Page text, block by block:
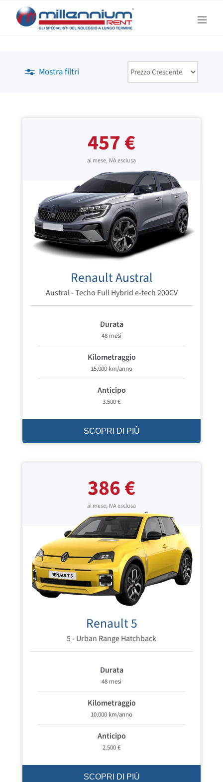
Mostra filtri
457 €
al mese, IVA esclusa
Renault Austral
Austral - Techo Full Hybrid e-tech 200CV
Durata
48 mesi
Kilometraggio
15.000 km/anno
Anticipo
3.500 €
SCOPRI DI PIÙ
386 €
al mese, IVA esclusa
Renault 5
5 - Urban Range Hatchback
Durata
48 mesi
Kilometraggio
10.000 km/anno
Anticipo
2.500 €
SCOPRI DI PIÙ